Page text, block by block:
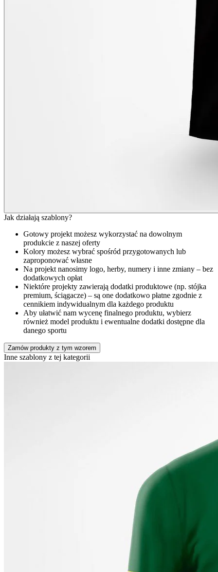
Jak działają szablony?
Gotowy projekt możesz wykorzystać na dowolnym
produkcie z naszej oferty
Kolory możesz wybrać spośród przygotowanych lub
zaproponować własne
Na projekt nanosimy logo, herby, numery i inne zmiany – bez
dodatkowych opłat
Niektóre projekty zawierają dodatki produktowe (np. stójka
premium, ściągacze) – są one dodatkowo płatne zgodnie z
cennikiem indywidualnym dla każdego produktu
Aby ułatwić nam wycenę finalnego produktu, wybierz
również model produktu i ewentualne dodatki dostępne dla
danego sportu
Zamów produkty z tym wzorem
Inne szablony z tej kategorii